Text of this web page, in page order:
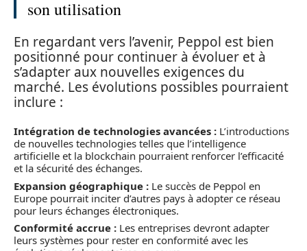
son utilisation
En regardant vers l’avenir, Peppol est bien
positionné pour continuer à évoluer et à
s’adapter aux nouvelles exigences du
marché. Les évolutions possibles pourraient
inclure :
Intégration de technologies avancées : L’introductions
de nouvelles technologies telles que l’intelligence
artificielle et la blockchain pourraient renforcer l’efficacité
et la sécurité des échanges.
Expansion géographique : Le succès de Peppol en
Europe pourrait inciter d’autres pays à adopter ce réseau
pour leurs échanges électroniques.
Conformité accrue : Les entreprises devront adapter
leurs systèmes pour rester en conformité avec les